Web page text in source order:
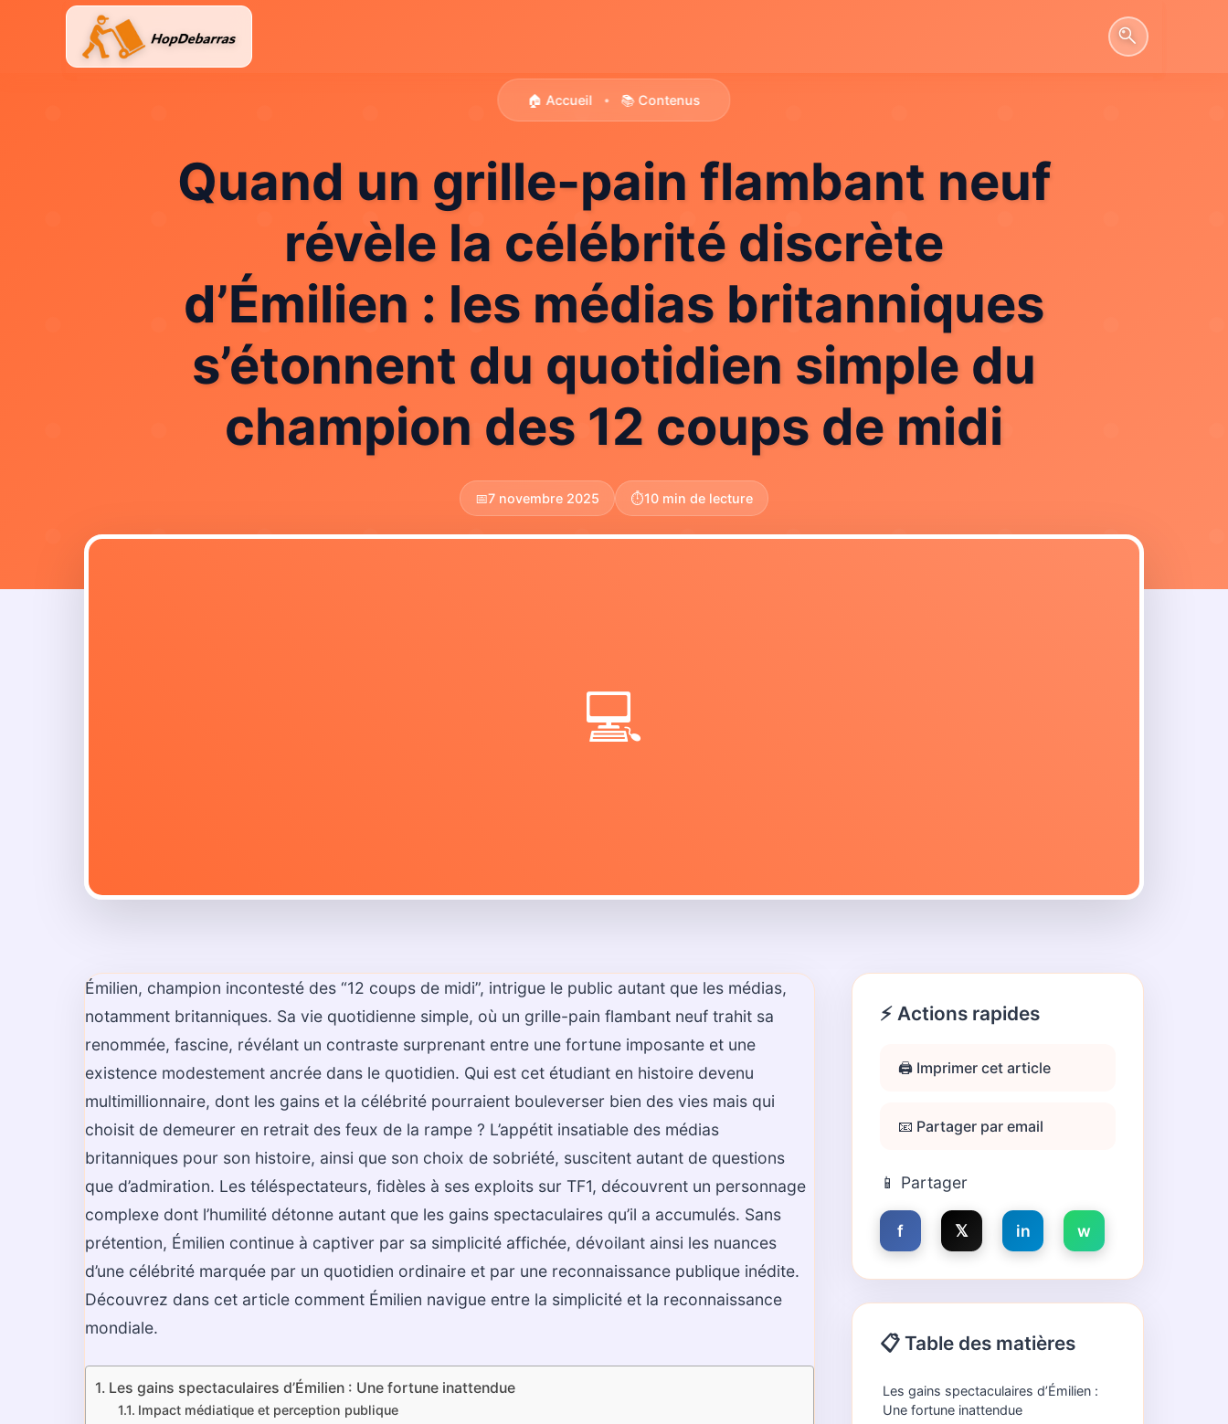
🏠 Accueil • 📚 Contenus
Quand un grille-pain flambant neuf
révèle la célébrité discrète
d’Émilien : les médias britanniques
s’étonnent du quotidien simple du
champion des 12 coups de midi
📅7 novembre 2025 ⏱️10 min de lecture
💻
Émilien, champion incontesté des “12 coups de midi”, intrigue le public autant que les médias,
notamment britanniques. Sa vie quotidienne simple, où un grille-pain flambant neuf trahit sa
renommée, fascine, révélant un contraste surprenant entre une fortune imposante et une
existence modestement ancrée dans le quotidien. Qui est cet étudiant en histoire devenu
multimillionnaire, dont les gains et la célébrité pourraient bouleverser bien des vies mais qui
choisit de demeurer en retrait des feux de la rampe ? L’appétit insatiable des médias
britanniques pour son histoire, ainsi que son choix de sobriété, suscitent autant de questions
que d’admiration. Les téléspectateurs, fidèles à ses exploits sur TF1, découvrent un personnage
complexe dont l’humilité détonne autant que les gains spectaculaires qu’il a accumulés. Sans
prétention, Émilien continue à captiver par sa simplicité affichée, dévoilant ainsi les nuances
d’une célébrité marquée par un quotidien ordinaire et par une reconnaissance publique inédite.
Découvrez dans cet article comment Émilien navigue entre la simplicité et la reconnaissance
mondiale.
Les gains spectaculaires d’Émilien : Une fortune inattendue
Impact médiatique et perception publique
⚡ Actions rapides
🖨️ Imprimer cet article
📧 Partager par email
📱 Partager
f 𝕏 in w
📋 Table des matières
Les gains spectaculaires d’Émilien :
Une fortune inattendue